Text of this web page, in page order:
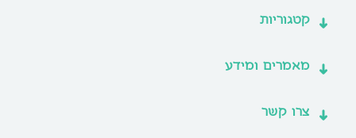
קטגוריות
מאמרים ומידע
צרו קשר